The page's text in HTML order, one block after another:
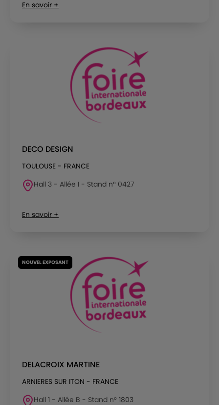
En savoir +
DECO DESIGN
TOULOUSE - FRANCE
Hall 3 - Allée I - Stand n° 0427
En savoir +
NOUVEL EXPOSANT
DELACROIX MARTINE
ARNIERES SUR ITON - FRANCE
Hall 1 - Allée B - Stand n° 1803